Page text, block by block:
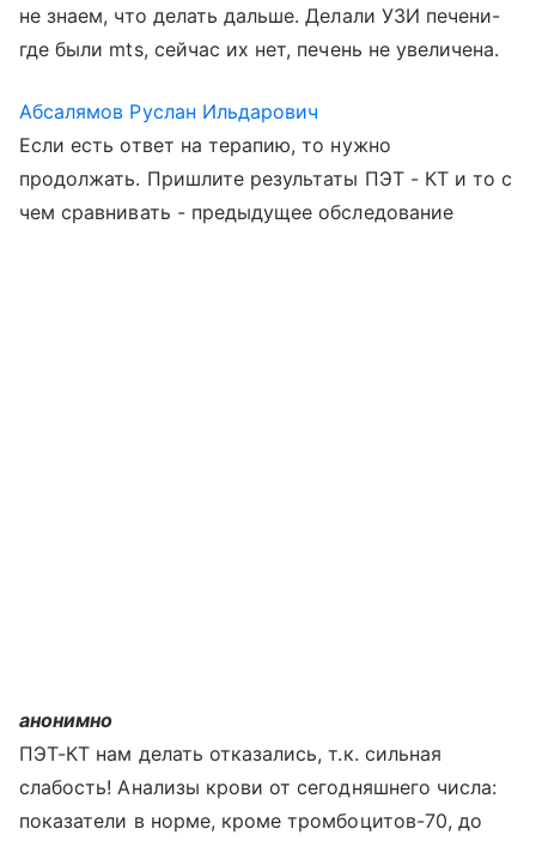
не знаем, что делать дальше. Делали УЗИ печени-
где были mts, сейчас их нет, печень не увеличена.
Абсалямов Руслан Ильдарович
Если есть ответ на терапию, то нужно
продолжать. Пришлите результаты ПЭТ - КТ и то с
чем сравнивать - предыдущее обследование
анонимно
ПЭТ-КТ нам делать отказались, т.к. сильная
слабость! Анализы крови от сегодняшнего числа:
показатели в норме, кроме тромбоцитов-70, до